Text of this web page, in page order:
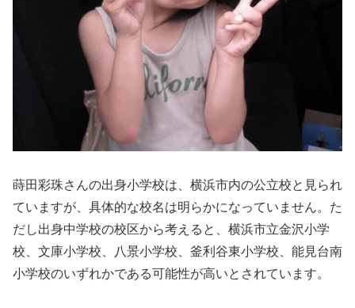
蒔田彩珠さんの出身小学校は、横浜市内の公立校と見られ
ていますが、具体的な校名は明らかになっていません。た
だし出身中学校の校区から考えると、横浜市立金沢小学
校、文庫小学校、八景小学校、釜利谷東小学校、能見台南
小学校のいずれかである可能性が高いとされています。